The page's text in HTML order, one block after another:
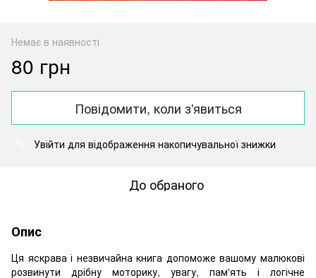
Немає в наявності
80 грн
Повідомити, коли з'явиться
Увійти для відображення накопичувальної знижки
До обраного
Опис
Ця яскрава і незвичайна книга допоможе вашому малюкові
розвинути дрібну моторику, увагу, пам'ять і логічне